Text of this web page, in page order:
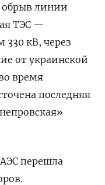
обрыв линии
ТЭС —
кВ, через
от украинской
время
последняя
перешла